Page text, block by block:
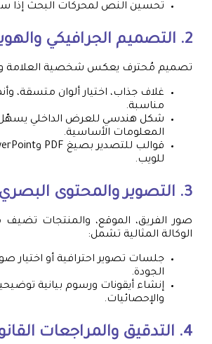
تحسين النص لمحركات البحث إذا
2. التصميم الجرافيكي والهوية البصرية
تصميم مُحترف يعكس شخصية العلامة
غلاف جذاب، اختيار ألوان متسقة،
مناسبة.
شكل هندسي للعرض الداخلي يسهّل
المعلومات الأساسية.
للويب.
3. التصوير والمحتوى البصري
صور الفريق، الموقع، والمنتجات
الوكالة المثالية تشمل:
جلسات تصوير احترافية أو اختيار
الجودة.
إنشاء أيقونات ورسوم بيانية
والإحصائيات.
4. التدقيق والمراجعات